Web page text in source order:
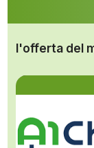
l'offerta del